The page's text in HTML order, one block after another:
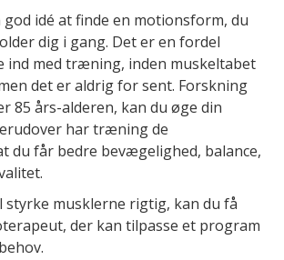
idé at finde en motionsform, du
dig i gang. Det er en fordel
ind med træning, inden muskeltabet
det er aldrig for sent. Forskning
85 års-alderen, kan du øge din
har træning de
du får bedre bevægelighed, balance,
styrke musklerne rigtig, kan du få
der kan tilpasse et program